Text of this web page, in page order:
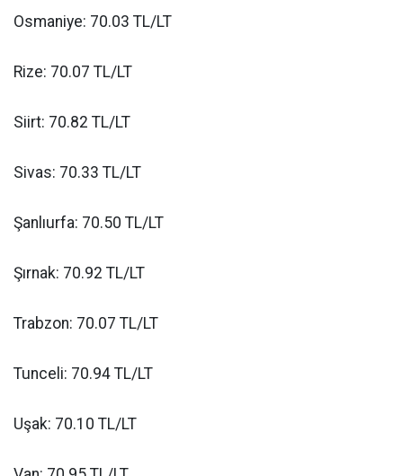
Osmaniye: 70.03 TL/LT
Rize: 70.07 TL/LT
Siirt: 70.82 TL/LT
Sivas: 70.33 TL/LT
Şanlıurfa: 70.50 TL/LT
Şırnak: 70.92 TL/LT
Trabzon: 70.07 TL/LT
Tunceli: 70.94 TL/LT
Uşak: 70.10 TL/LT